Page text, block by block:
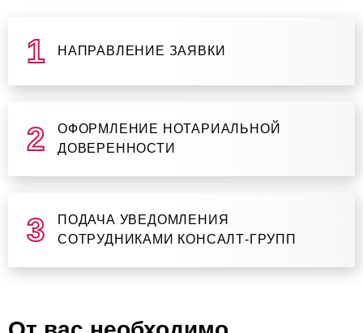
НАПРАВЛЕНИЕ ЗАЯВКИ
ОФОРМЛЕНИЕ НОТАРИАЛЬНОЙ
ДОВЕРЕННОСТИ
ПОДАЧА УВЕДОМЛЕНИЯ
СОТРУДНИКАМИ КОНСАЛТ-ГРУПП